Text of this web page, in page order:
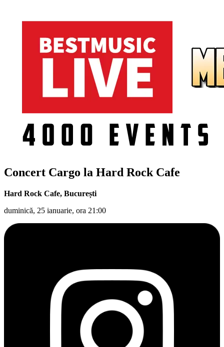
Concert Cargo la Hard Rock Cafe
Hard Rock Cafe, București
duminică, 25 ianuarie, ora 21:00